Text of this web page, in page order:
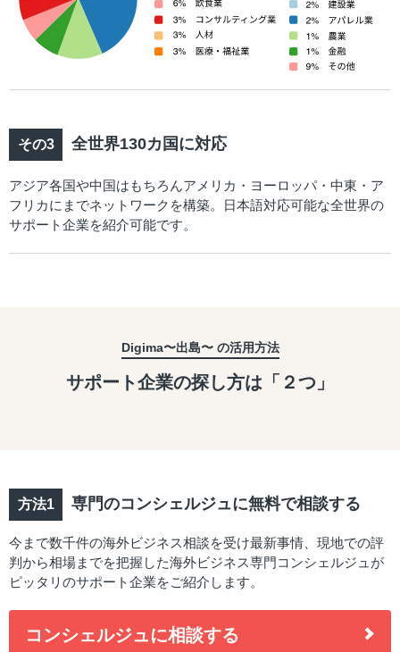
全世界130カ国に対応
アジア各国や中国はもちろんアメリカ・ヨーロッパ・中東・ア
フリカにまでネットワークを構築。日本語対応可能な全世界の
サポート企業を紹介可能です。
Digima〜出島〜 の活用方法
サポート企業の探し方は「２つ」
専門のコンシェルジュに無料で相談する
今まで数千件の海外ビジネス相談を受け最新事情、現地での評
判から相場までを把握した海外ビジネス専門コンシェルジュが
ピッタリのサポート企業をご紹介します。
コンシェルジュに相談する